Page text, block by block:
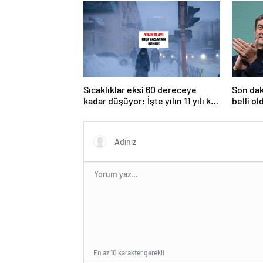
Sıcaklıklar eksi 60 dereceye
kadar düşüyor: İşte yılın 11 yılı kışı
Son
belli
En az 10 karakter gerekli